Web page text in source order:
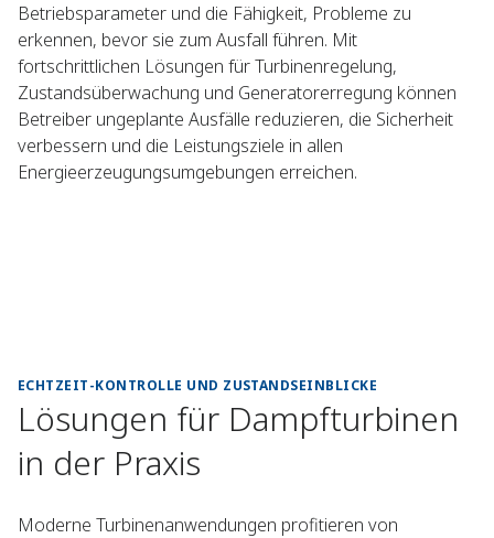
Betriebsparameter und die Fähigkeit, Probleme zu
erkennen, bevor sie zum Ausfall führen. Mit
fortschrittlichen Lösungen für Turbinenregelung,
Zustandsüberwachung und Generatorerregung können
Betreiber ungeplante Ausfälle reduzieren, die Sicherheit
verbessern und die Leistungsziele in allen
Energieerzeugungsumgebungen erreichen.
ECHTZEIT-KONTROLLE UND ZUSTANDSEINBLICKE
Lösungen für Dampfturbinen
in der Praxis
Moderne Turbinenanwendungen profitieren von